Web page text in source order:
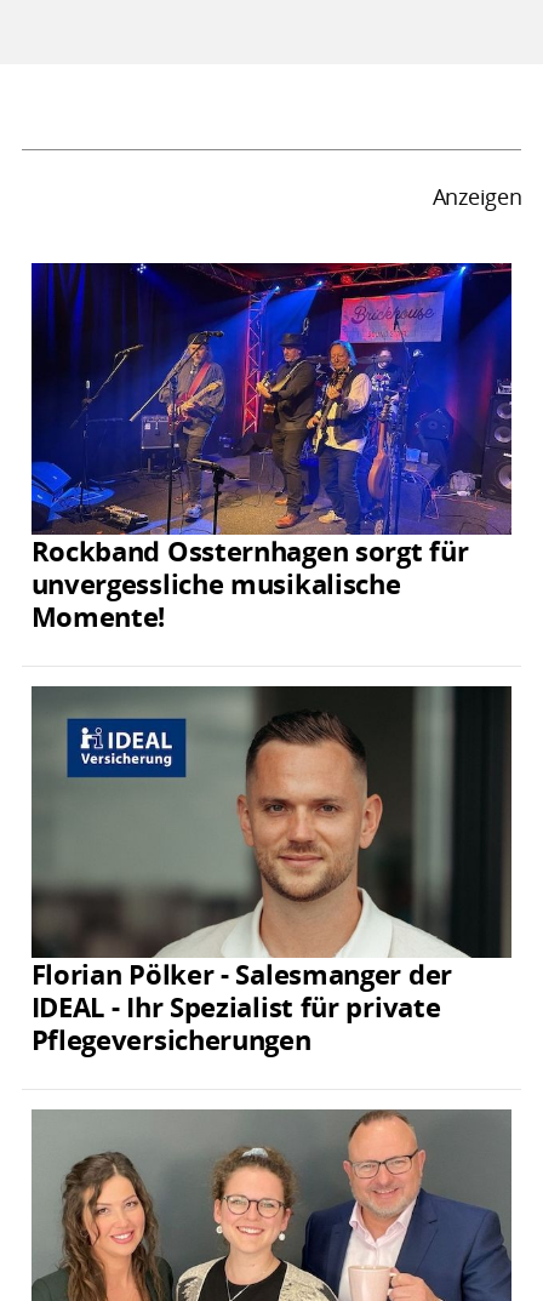
Anzeigen
Rockband Ossternhagen sorgt für
unvergessliche musikalische
Momente!
Florian Pölker - Salesmanger der
IDEAL - Ihr Spezialist für private
Pflegeversicherungen